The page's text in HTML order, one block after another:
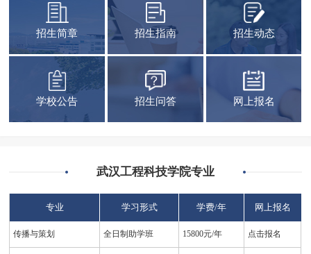
招生简章 招生指南 招生动态
学校公告 招生问答 网上报名
武汉工程科技学院专业
专业 学习形式 学费/年 网上报名
传播与策划 全日制助学班 15800元/年 点击报名